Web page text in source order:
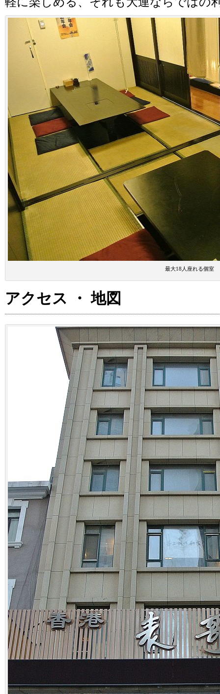
最大18人座れる個室
アクセス ・ 地図